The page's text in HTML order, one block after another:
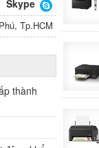
Skype
Tp.HCM
thành